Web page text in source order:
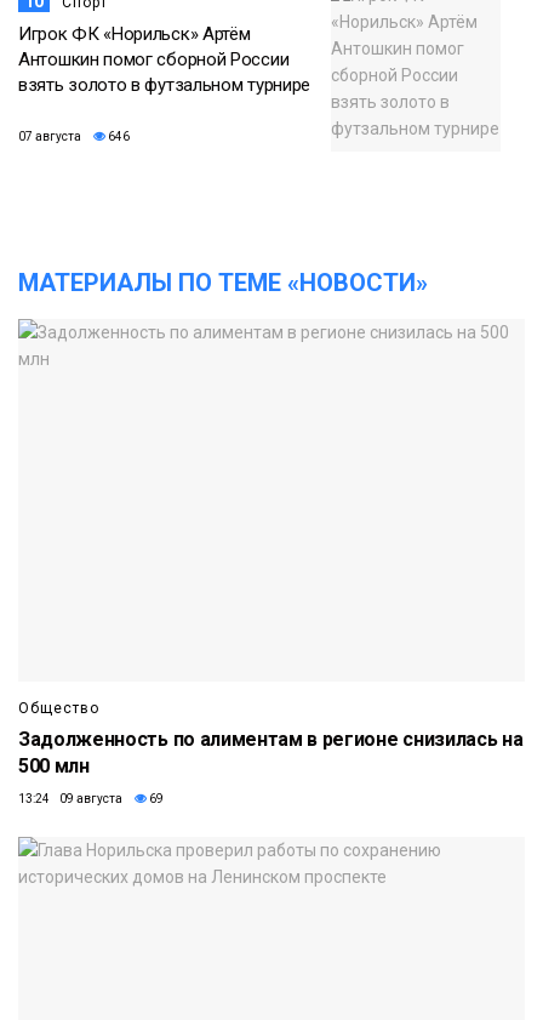
Игрок ФК «Норильск» Артём
Антошкин помог сборной России
взять золото в футзальном турнире
07 августа 646
МАТЕРИАЛЫ ПО ТЕМЕ «НОВОСТИ»
Общество
Задолженность по алиментам в регионе снизилась на
500 млн
13:24 09 августа 69